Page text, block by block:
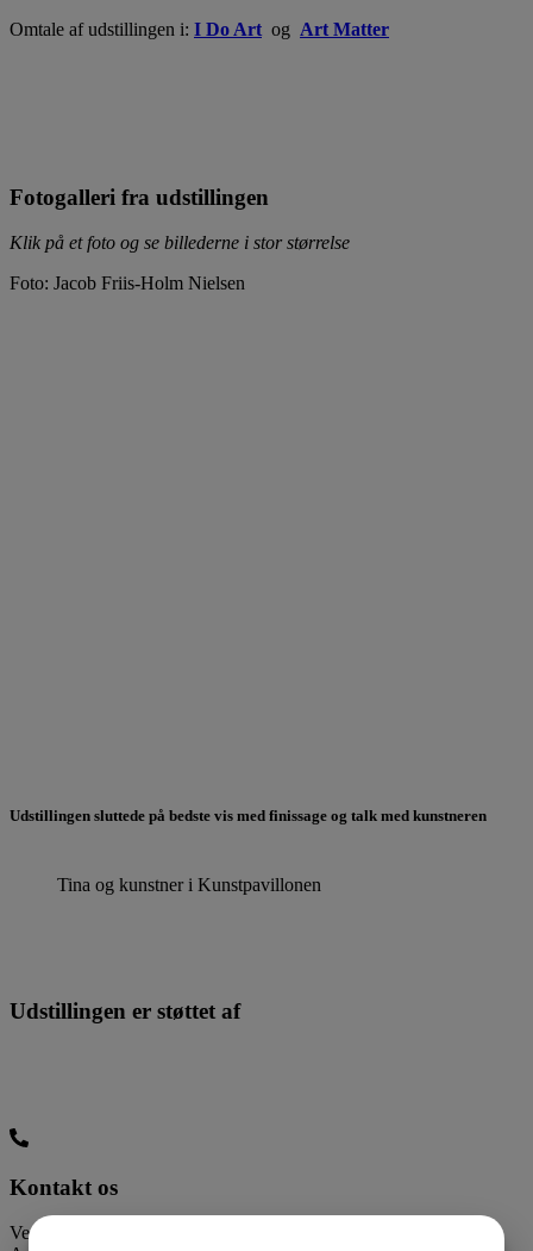
Omtale af udstillingen i: I Do Art og Art Matter
Fotogalleri fra udstillingen
Klik på et foto og se billederne i stor størrelse
Foto: Jacob Friis-Holm Nielsen
Udstillingen sluttede på bedste vis med finissage og talk med kunstneren
Tina og kunstner i Kunstpavillonen
Udstillingen er støttet af
Kontakt os
Vestjyllands Kunstpavillon